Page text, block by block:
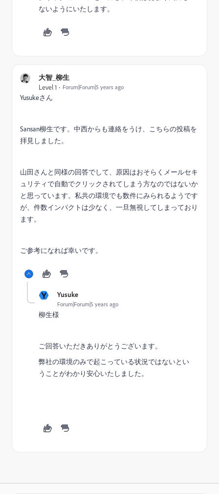
ないようにいたします。
大智_柳生
Level 1 Forum|Forum|5 years ago
Yusukeさん
Sansan柳生です。中西からも連絡をうけ、こちらの投稿を
拝見しました。
山田さんと同様の回答でして、原因はおそらくメールセキ
ュリティで自動でクリックされてしまう方なのではないか
と思っています。私共の環境でも数件にみられるようです
が、件数インパクトは少なく、一旦無視してしまっており
ます。
ご参考になれば幸いです。
Y Yusuke
Forum|Forum|5 years ago
柳生様
ご回答いただきありがとうございます。
弊社の環境のみで起こっている状況ではないとい
うことがわかり安心いたしました。